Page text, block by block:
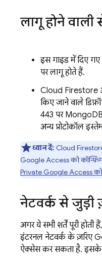
लागू होने वाली
इस गाइड में दिए गए
पर लागू होते हैं.
Cloud Firestore
किए जाने वाले
443 पर
अन्य प्रोटोकॉल
ध्यान दें: Cloud
Google Access को
Private Google Access को
नेटवर्क से जुड़ी
अगर ये सभी शर्तें पूरी
इंटरनल नेटवर्क के ज़रिए
ऐक्सेस कर सकता है. इसके